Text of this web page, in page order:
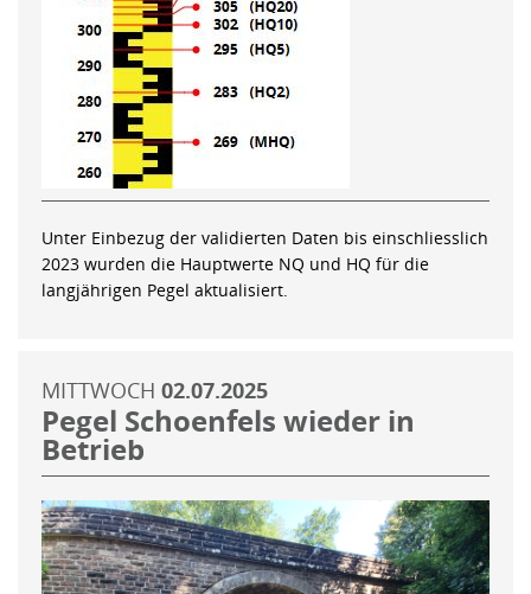
Unter Einbezug der validierten Daten bis einschliesslich
2023 wurden die Hauptwerte NQ und HQ für die
langjährigen Pegel aktualisiert.
MITTWOCH 02.07.2025
Pegel Schoenfels wieder in
Betrieb